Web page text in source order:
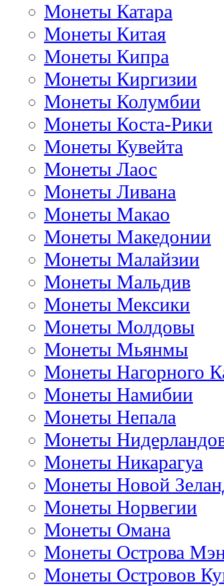
Монеты Катара
Монеты Китая
Монеты Кипра
Монеты Киргизии
Монеты Колумбии
Монеты Коста-Рики
Монеты Кувейта
Монеты Лаос
Монеты Ливана
Монеты Макао
Монеты Македонии
Монеты Малайзии
Монеты Мальдив
Монеты Мексики
Монеты Молдовы
Монеты Мьянмы
Монеты Нагорного
Монеты Намибии
Монеты Непала
Монеты
Монеты Никарагуа
Монеты Новой
Монеты Норвегии
Монеты Омана
Монеты Острова
Монеты Островов